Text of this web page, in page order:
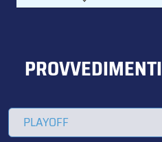
PROVVEDIMENTI